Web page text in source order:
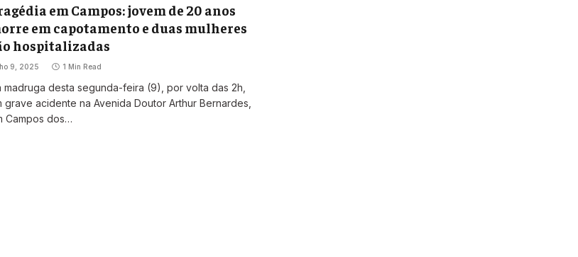
em Campos: jovem de 20 anos
em capotamento e duas mulheres
hospitalizadas
9, 2025 1 Min Read
madruga desta segunda-feira (9), por volta das 2h,
grave acidente na Avenida Doutor Arthur Bernardes,
Campos dos…